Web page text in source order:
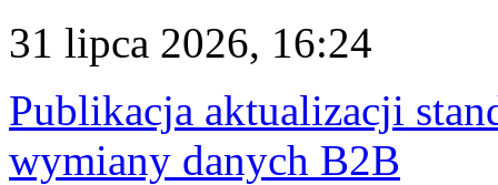
31 lipca 2026, 16:24
Publikacja aktualizacji
wymiany danych B2B